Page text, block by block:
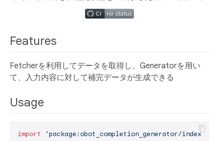
Features
Fetcherを利用してデータを取得し、Generatorを用い
て、入力内容に対して補完データが生成できる
Usage
import 'package:obot_completion_generator/